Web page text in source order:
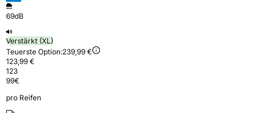
69dB
Verstärkt (XL)
Teuerste Option:239,99 €
123,99 €
123
99€
pro Reifen